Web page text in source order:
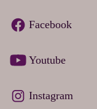
Facebook
Youtube
Instagram